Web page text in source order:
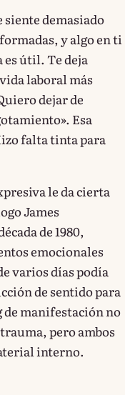
siente demasiado
y algo en ti
útil. Te deja
laboral más
dejar de
Esa
falta tinta para
le da cierta
James
de 1980,
emocionales
varios días podía
de sentido para
manifestación no
pero ambos
interno.